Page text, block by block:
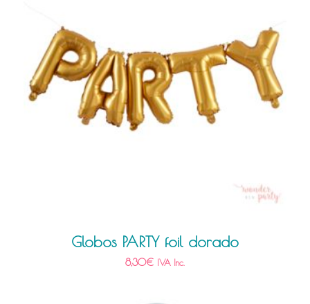
Globos PARTY foil dorado
8,30€ IVA Inc.